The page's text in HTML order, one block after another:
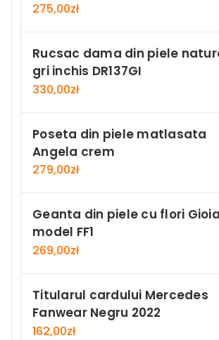
275,00zł
Rucsac dama din piele
gri inchis DR137GI
330,00zł
Poseta din piele matlasata
Angela crem
279,00zł
Geanta din piele cu flori Gioia
model FF1
269,00zł
Titularul cardului Mercedes
Fanwear Negru 2022
162,00zł